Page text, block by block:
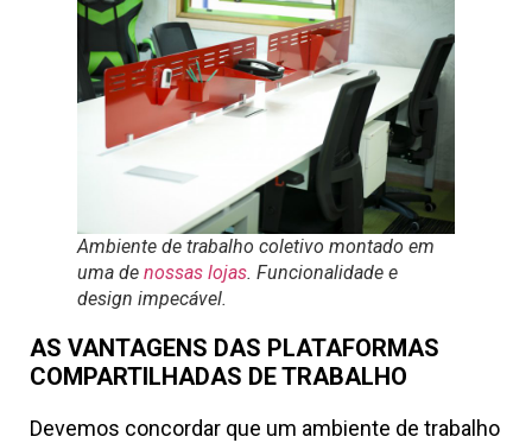
Ambiente de trabalho coletivo montado em
uma de nossas lojas. Funcionalidade e
design impecável.
AS VANTAGENS DAS PLATAFORMAS
COMPARTILHADAS DE TRABALHO
Devemos concordar que um ambiente de trabalho